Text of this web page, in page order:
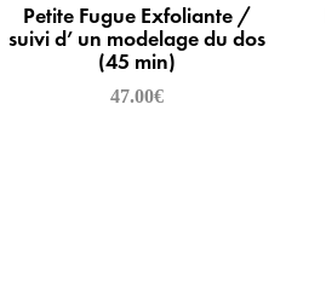
Petite Fugue Exfoliante /
suivi d’ un modelage du dos
(45 min)
47.00€